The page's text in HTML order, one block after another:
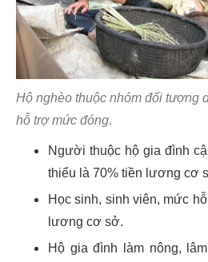
Hộ nghèo thuộc nhóm đối tượng
hỗ trợ mức đóng.
Người thuộc hộ gia đình
thiểu là 70% tiền lương cơ
Học sinh, sinh viên, mức
lương cơ sở.
Hộ gia đình làm nông,